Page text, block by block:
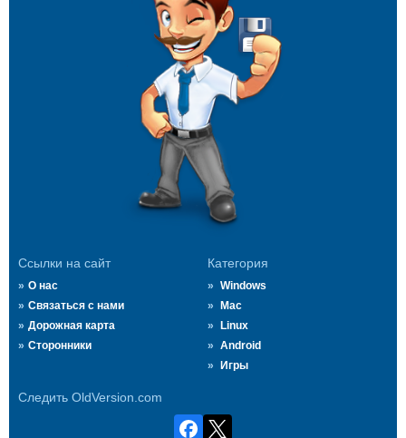
Ссылки на сайт
О нас
Связаться с нами
Дорожная карта
Сторонники
Категория
Windows
Mac
Linux
Android
Игры
Следить OldVersion.com